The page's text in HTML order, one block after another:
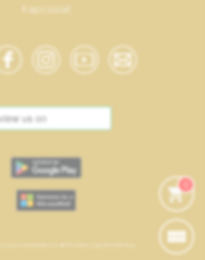
Kapcsolat
• Minden jog fenntartva.